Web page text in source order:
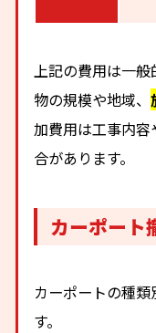
上記の費用は一
物の規模や地域、
加費用は工事内
合があります。
カーポート
カーポートの種
す。